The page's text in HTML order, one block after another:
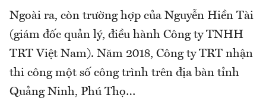
Ngoài ra, còn trường hợp của Nguyễn Hiền Tài
(giám đốc quản lý, điều hành Công ty TNHH
TRT Việt Nam). Năm 2018, Công ty TRT nhận
thi công một số công trình trên địa bàn tỉnh
Quảng Ninh, Phú Thọ…